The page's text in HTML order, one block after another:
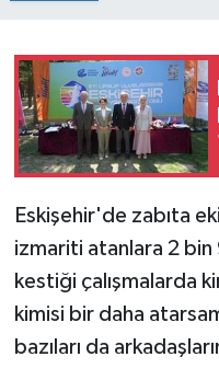
Eskişehir'de zabıta
izmariti atanlara 2 bin
kestiği çalışmalarda
kimisi bir daha
bazıları da